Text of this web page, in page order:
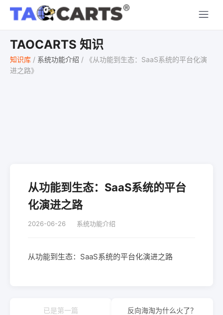
TAOCARTS 知识
知识库 / 系统功能介绍 /
《从功能到生态：SaaS系统的平台化演
进之路》
从功能到生态：SaaS系统的平台
化演进之路
2026-06-26 系统功能介绍
从功能到生态：SaaS系统的平台化演进之路
已是第一篇
反向海淘为什么火了？